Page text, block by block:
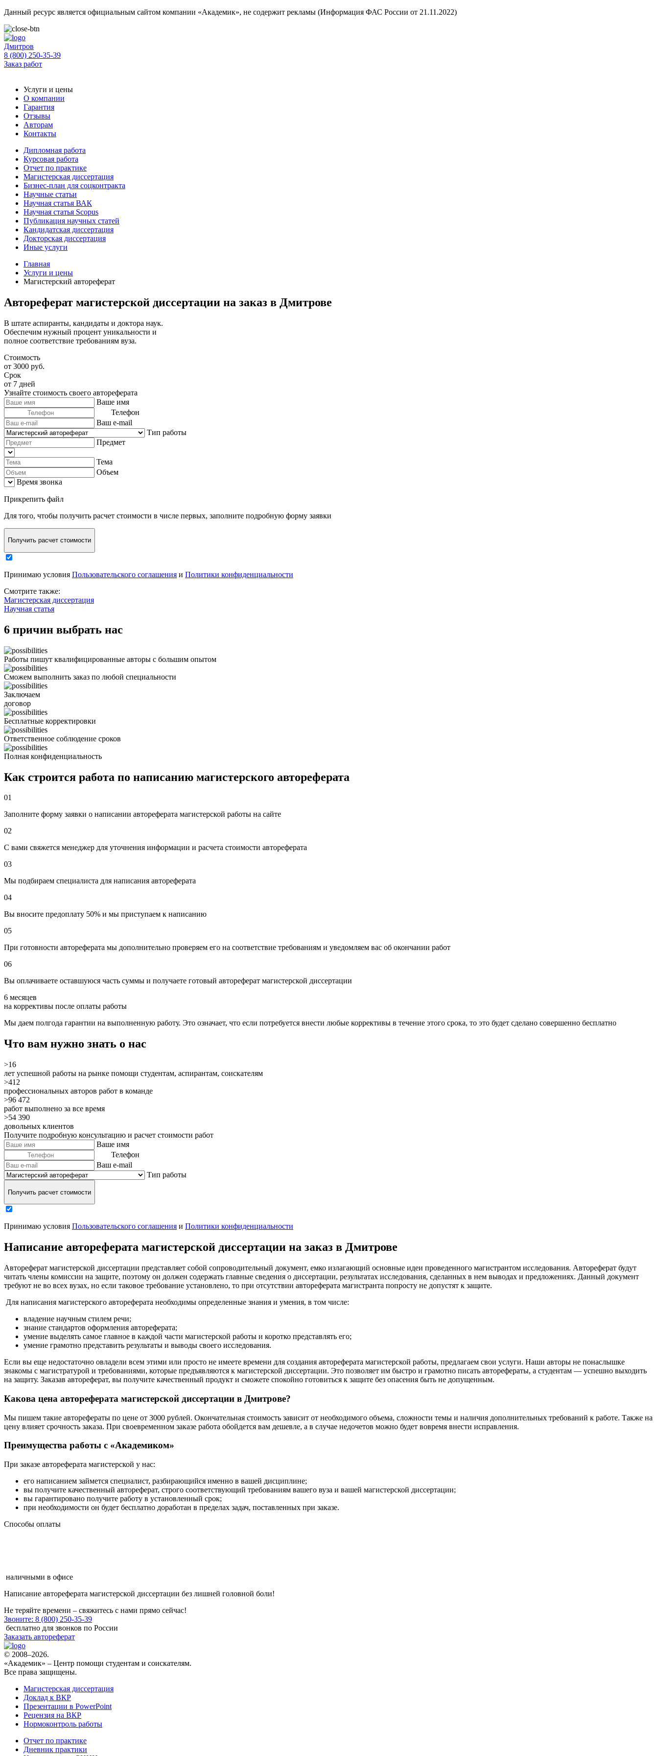
Данный ресурс является официальным сайтом компании «Академик», не содержит рекламы (Информация ФАС России от 21.11.2022)
Дмитров
8 (800) 250-35-39
Заказ работ
Услуги и цены
О компании
Гарантия
Отзывы
Авторам
Контакты
Дипломная работа
Курсовая работа
Отчет по практике
Магистерская диссертация
Бизнес-план для соцконтракта
Научные статьи
Научная статья ВАК
Научная статья Scopus
Публикация научных статей
Кандидатская диссертация
Докторская диссертация
Иные услуги
Главная
Услуги и цены
Магистерский автореферат
Автореферат магистерской диссертации на заказ в Дмитрове
В штате аспиранты, кандидаты и доктора наук.
Обеспечим нужный процент уникальности и
полное соответствие требованиям вуза.
Стоимость
от 3000 руб.
Срок
от 7 дней
Узнайте стоимость своего автореферата
Ваше имя
Телефон
Ваш e-mail
Тип работы
Предмет
Тема
Объем
Время звонка
Прикрепить файл
Для того, чтобы получить расчет стоимости в числе первых, заполните подробную форму заявки
Получить расчет стоимости
Принимаю условия Пользовательского соглашения и Политики конфиденциальности
Смотрите также:
Магистерская диссертация
Научная статья
6 причин выбрать нас
Работы пишут квалифицированные авторы с большим опытом
Сможем выполнить заказ по любой специальности
Заключаем
договор
Бесплатные корректировки
Ответственное соблюдение сроков
Полная конфиденциальность
Как строится работа по написанию магистерского автореферата
01
Заполните форму заявки о написании автореферата магистерской работы на сайте
02
С вами свяжется менеджер для уточнения информации и расчета стоимости автореферата
03
Мы подбираем специалиста для написания автореферата
04
Вы вносите предоплату 50% и мы приступаем к написанию
05
При готовности автореферата мы дополнительно проверяем его на соответствие требованиям и уведомляем вас об окончании работ
06
Вы оплачиваете оставшуюся часть суммы и получаете готовый автореферат магистерской диссертации
6 месяцев
на коррективы после оплаты работы
Мы даем полгода гарантии на выполненную работу. Это означает, что если потребуется внести любые коррективы в течение этого срока, то это будет сделано совершенно бесплатно
Что вам нужно знать о нас
>16
лет успешной работы на рынке помощи студентам, аспирантам, соискателям
>412
профессиональных авторов работ в команде
>96 472
работ выполнено за все время
>54 390
довольных клиентов
Получите подробную консультацию и расчет стоимости работ
Ваше имя
Телефон
Ваш e-mail
Тип работы
Получить расчет стоимости
Принимаю условия Пользовательского соглашения и Политики конфиденциальности
Написание автореферата магистерской диссертации на заказ в Дмитрове
Автореферат магистерской диссертации представляет собой сопроводительный документ, емко излагающий основные идеи проведенного магистрантом исследования. Автореферат будут
читать члены комиссии на защите, поэтому он должен содержать главные сведения о диссертации, результатах исследования, сделанных в нем выводах и предложениях. Данный документ
требуют не во всех вузах, но если таковое требование установлено, то при отсутствии автореферата магистранта попросту не допустят к защите.
Для написания магистерского автореферата необходимы определенные знания и умения, в том числе:
владение научным стилем речи;
знание стандартов оформления автореферата;
умение выделять самое главное в каждой части магистерской работы и коротко представлять его;
умение грамотно представить результаты и выводы своего исследования.
Если вы еще недостаточно овладели всем этими или просто не имеете времени для создания автореферата магистерской работы, предлагаем свои услуги. Наши авторы не понаслышке
знакомы с магистратурой и требованиями, которые предъявляются к магистерской диссертации. Это позволяет им быстро и грамотно писать авторефераты, а студентам — успешно выходить
на защиту. Заказав автореферат, вы получите качественный продукт и сможете спокойно готовиться к защите без опасения быть не допущенным.
Какова цена автореферата магистерской диссертации в Дмитрове?
Мы пишем такие авторефераты по цене от 3000 рублей. Окончательная стоимость зависит от необходимого объема, сложности темы и наличия дополнительных требований к работе. Также на
цену влияет срочность заказа. При своевременном заказе работа обойдется вам дешевле, а в случае недочетов можно будет вовремя внести исправления.
Преимущества работы с «Академиком»
При заказе автореферата магистерской у нас:
его написанием займется специалист, разбирающийся именно в вашей дисциплине;
вы получите качественный автореферат, строго соответствующий требованиям вашего вуза и вашей магистерской диссертации;
вы гарантировано получите работу в установленный срок;
при необходимости он будет бесплатно доработан в пределах задач, поставленных при заказе.
Способы оплаты
наличными в офисе
Написание автореферата магистерской диссертации без лишней головной боли!
Не теряйте времени – свяжитесь с нами прямо сейчас!
Звоните: 8 (800) 250-35-39
бесплатно для звонков по России
Заказать автореферат
© 2008–2026.
«Академик» – Центр помощи студентам и соискателям.
Все права защищены.
Магистерская диссертация
Доклад к ВКР
Презентации в PowerPoint
Рецензия на ВКР
Нормоконтроль работы
Отчет по практике
Дневник практики